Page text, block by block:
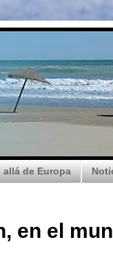
allá de Europa
en el